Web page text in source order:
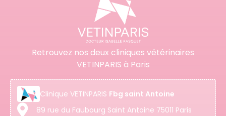
Retrouvez nos deux cliniques vétérinaires
VETINPARIS à Paris
Clinique VETINPARIS Fbg saint Antoine
89 rue du Faubourg Saint Antoine 75011 Paris